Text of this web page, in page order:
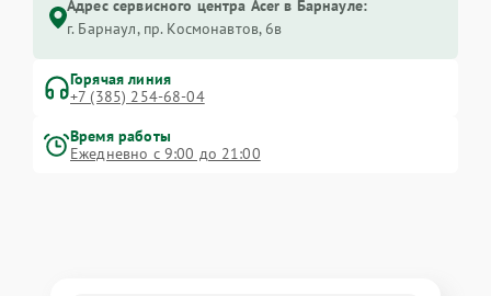
Адрес сервисного центра Acer в Барнауле:
г. Барнаул, ​пр. Космонавтов, 6в
Горячая линия
+7 (385) 254-68-04
Время работы
Ежедневно с 9:00 до 21:00